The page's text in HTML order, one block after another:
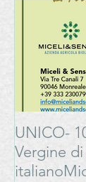
UNICO-
Vergine